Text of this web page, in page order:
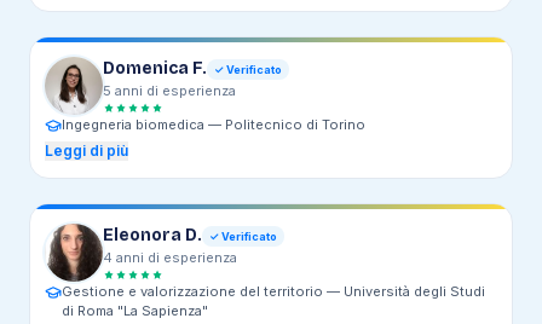
Domenica F. ✓ Verificato
5 anni di esperienza
Ingegneria biomedica — Politecnico di Torino
Leggi di più
Eleonora D. ✓ Verificato
4 anni di esperienza
Gestione e valorizzazione del territorio — Università degli Studi
di Roma "La Sapienza"